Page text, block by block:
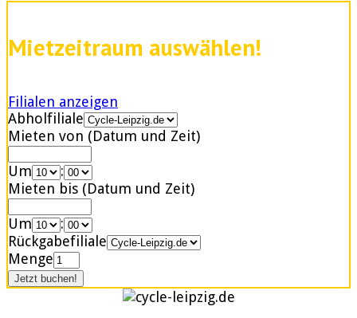
Mietzeitraum auswählen!
Filialen anzeigen
Abholfiliale
Mieten von (Datum und Zeit)
Um
:
Mieten bis (Datum und Zeit)
Um
:
Rückgabefiliale
Menge